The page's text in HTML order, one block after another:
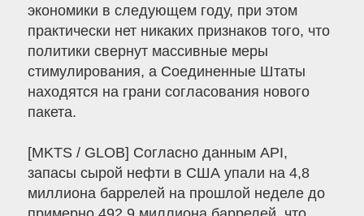
экономики в следующем году, при этом
практически нет никаких признаков того, что
политики свернут массивные меры
стимулирования, а Соединенные Штаты
находятся на грани согласования нового
пакета.
[MKTS / GLOB] Согласно данным API,
запасы сырой нефти в США упали на 4,8
миллиона баррелей на прошлой неделе до